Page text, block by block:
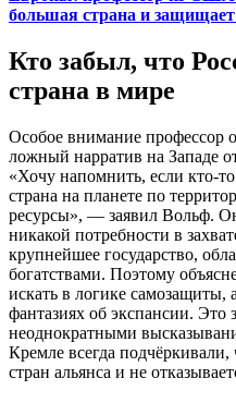
большая страна и
Кто забыл, что
страна в мире
Особое внимание профессор
ложный нарратив на Западе
«Хочу напомнить, если кто-
страна на планете по
ресурсы», — заявил Вольф.
никакой потребности в
крупнейшее государство,
богатствами. Поэтому
искать в логике самозащиты,
фантазиях об экспансии. Это
неоднократными
Кремле всегда
стран альянса и не